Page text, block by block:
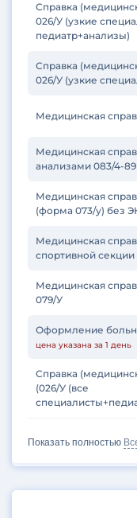
Справка
026/У (узкие
педиатр+анализы)
Справка
026/У (узкие
Медицинская
Медицинская
анализами 083/4-89
Медицинская
(форма 073/у) без
Медицинская
спортивной секции
Медицинская
079/У
Оформление
цена указана за 1 день
Справка
(026/У (все
Показать полностью